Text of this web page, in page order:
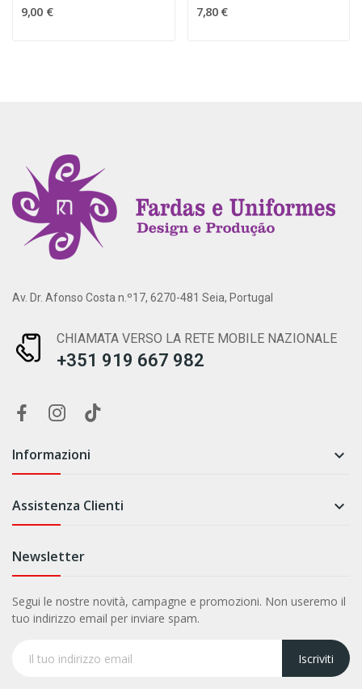
9,00 € 7,80 €
Av. Dr. Afonso Costa n.º17, 6270-481 Seia, Portugal
CHIAMATA VERSO LA RETE MOBILE NAZIONALE
+351 919 667 982
Informazioni 
Assistenza Clienti 
Newsletter
Segui le nostre novità, campagne e promozioni. Non useremo il
tuo indirizzo email per inviare spam.
Iscriviti